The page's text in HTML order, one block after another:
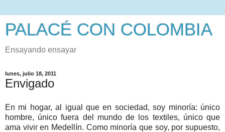
PALACÉ CON COLOMBIA
Ensayando ensayar
lunes, julio 18, 2011
Envigado
En mi hogar, al igual que en sociedad, soy minoría: único
hombre, único fuera del mundo de los textiles, único que
ama vivir en Medellín. Como minoría que soy, por supuesto,